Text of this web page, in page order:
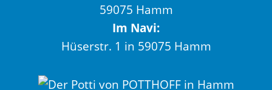
59075 Hamm
Im Navi:
Hüserstr. 1 in 59075 Hamm